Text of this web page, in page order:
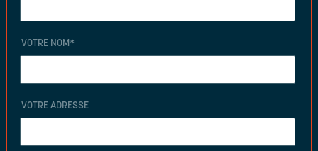
VOTRE NOM*
VOTRE ADRESSE